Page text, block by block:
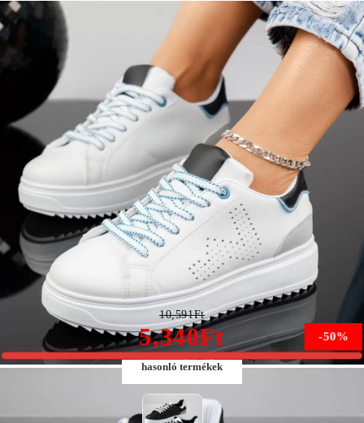
Fiona Női Fehér/Fekete Sportcipő #13595
-50%
5,340Ft
10,591Ft
hasonló termékek